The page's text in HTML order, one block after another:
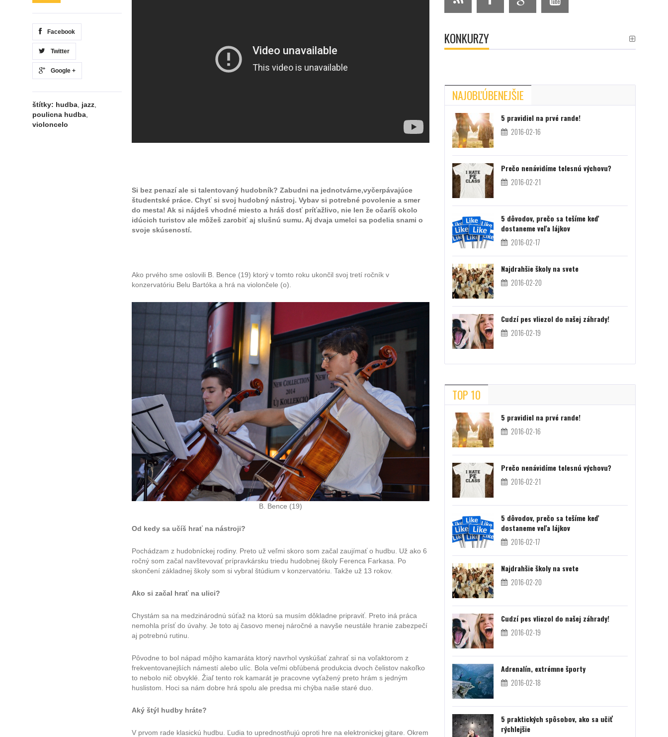
Facebook
Twitter
Google +
štítky: hudba jazz
poulicna hudba
violoncelo
Si bez penazí ale si talentovaný hudobník? Zabudni na jednotvárne,vyčerpávajúce
študentské práce. Chyť si svoj hudobný nástroj. Vybav si potrebné povolenie a smer
do mesta! Ak si nájdeš vhodné miesto a hráš dosť príťažlivo, nie len že očaríš okolo
idúcich turistov ale môžeš zarobiť aj slušnú sumu. Aj dvaja umelci sa podelia snami o
svoje skúseností.
Ako prvého sme oslovili B. Bence (19) ktorý v tomto roku ukončil svoj tretí ročník v
konzervatóriu Belu Bartóka a hrá na violončele (o).
B. Bence (19)
Od kedy sa učíš hrať na nástroji?
Pochádzam z hudobníckej rodiny. Preto už veľmi skoro som začal zaujímať o hudbu. Už ako 6
ročný som začal navštevovať prípravkársku triedu hudobnej školy Ferenca Farkasa. Po
skončení základnej školy som si vybral štúdium v konzervatóriu. Takže už 13 rokov.
Ako si začal hrať na ulici?
Chystám sa na medzinárodnú súťaž na ktorú sa musím dôkladne pripraviť. Preto iná práca
nemohla prísť do úvahy. Je toto aj časovo menej náročné a navyše neustále hranie zabezpečí
aj potrebnú rutinu.
Pôvodne to bol nápad môjho kamaráta ktorý navrhol vyskúšať zahrať si na voľaktorom z
frekventovanejších námestí alebo ulíc. Bola veľmi obľúbená produkcia dvoch čelistov nakoľko
to nebolo nič obvyklé. Žiaľ tento rok kamarát je pracovne vyťažený preto hrám s jedným
huslistom. Hoci sa nám dobre hrá spolu ale predsa mi chýba naše staré duo.
Aký štýl hudby hráte?
V prvom rade klasickú hudbu. Ľudia to uprednostňujú oproti hre na elektronickej gitare. Okrem
KONKURZY
NAJOBĽÚBENEJŠIE
5 pravidiel na prvé rande!
2016-02-16
Prečo nenávidíme telesnú výchovu?
2016-02-21
5 dôvodov, prečo sa tešíme keď
dostaneme veľa lájkov
2016-02-17
Najdrahšie školy na svete
2016-02-20
Cudzí pes vliezol do našej záhrady!
2016-02-19
TOP 10
5 pravidiel na prvé rande!
2016-02-16
Prečo nenávidíme telesnú výchovu?
2016-02-21
5 dôvodov, prečo sa tešíme keď
dostaneme veľa lájkov
2016-02-17
Najdrahšie školy na svete
2016-02-20
Cudzí pes vliezol do našej záhrady!
2016-02-19
Adrenalín, extrémne športy
2016-02-18
5 praktických spôsobov, ako sa učiť
rýchlejšie